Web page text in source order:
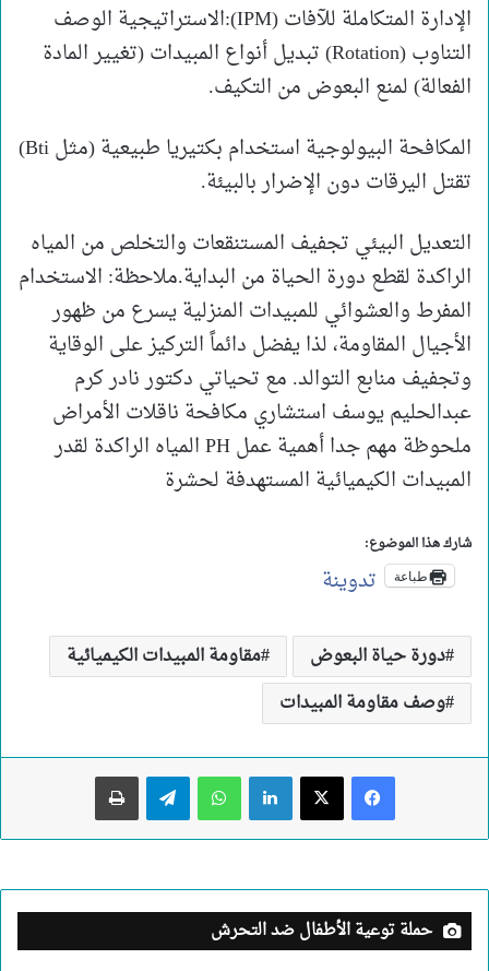
الإدارة المتكاملة للآفات (IPM):الاستراتيجية الوصف
التناوب (Rotation) تبديل أنواع المبيدات (تغيير المادة
الفعالة) لمنع البعوض من التكيف.
المكافحة البيولوجية استخدام بكتيريا طبيعية (مثل Bti)
تقتل اليرقات دون الإضرار بالبيئة.
التعديل البيئي تجفيف المستنقعات والتخلص من المياه
الراكدة لقطع دورة الحياة من البداية.​ملاحظة: الاستخدام
المفرط والعشوائي للمبيدات المنزلية يسرع من ظهور
الأجيال المقاومة، لذا يفضل دائماً التركيز على الوقاية
وتجفيف منابع التوالد. مع تحياتي دكتور نادر كرم
عبدالحليم يوسف استشاري مكافحة ناقلات الأمراض
ملحوظة مهم جدا أهمية عمل PH المياه الراكدة لقدر
المبيدات الكيميائية المستهدفة لحشرة
شارك هذا الموضوع:
طباعة تدوينة
دورة حياة البعوض
مقاومة المبيدات الكيميائية
وصف مقاومة المبيدات
لينكدإن واتساب تيلقرام طباعة
حملة توعية الأطفال ضد التحرش